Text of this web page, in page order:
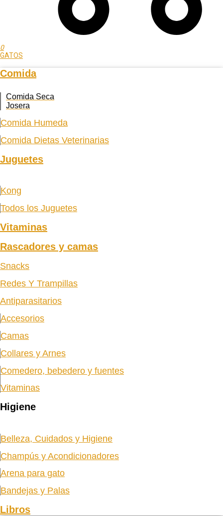
0
GATOS
Comida
Comida Seca
Josera
Comida Humeda
Comida Dietas Veterinarias
Juguetes
Kong
Todos los Juguetes
Vitaminas
Rascadores y camas
Snacks
Redes Y Trampillas
Antiparasitarios
Accesorios
Camas
Collares y Arnes
Comedero, bebedero y fuentes
Vitaminas
Higiene
Belleza, Cuidados y Higiene
Champús y Acondicionadores
Arena para gato
Bandejas y Palas
Libros